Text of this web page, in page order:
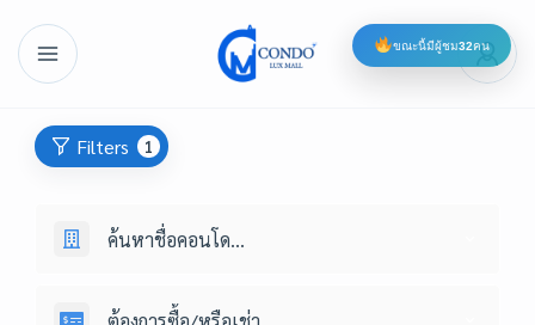
Filters 1
ค้นหาชื่อคอนโด...
ขณะนี้มีผู้ชม32คน